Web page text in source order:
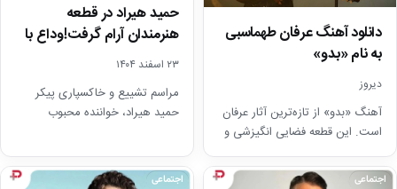
دانلود آهنگ عرفان طهماسبی
به نام «بدو»
دیروز
آهنگ «بدو» از تازه‌ترین آثار عرفان
است. این قطعه فضایی انگیزشی و
امیدبخش دارد. متن آهنگ از
مفاهیم…
حمید هیراد در قطعه
هنرمندان آرام گرفت!وداع با
صدای مهربان پاپ
۲۳ اسفند ۱۴۰۴
مراسم تشییع و خاکسپاری پیکر
حمید هیراد، خواننده محبوب
حضور جمعی از…
اجتماعی اجتماعی